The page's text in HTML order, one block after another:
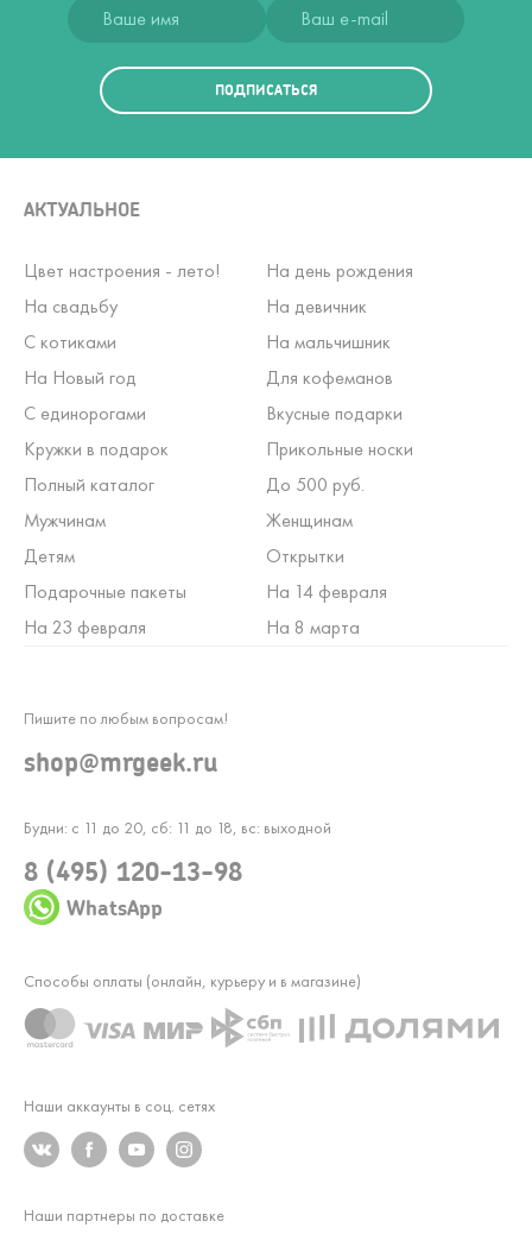
ПОДПИСАТЬСЯ
АКТУАЛЬНОЕ
Цвет настроения - лето!
На день рождения
На свадьбу
На девичник
С котиками
На мальчишник
На Новый год
Для кофеманов
С единорогами
Вкусные подарки
Кружки в подарок
Прикольные носки
Полный каталог
До 500 руб.
Мужчинам
Женщинам
Детям
Открытки
Подарочные пакеты
На 14 февраля
На 23 февраля
На 8 марта
Будни: с 11 до 20, сб: 11 до 18, вс: выходной
8 (495) 120-13-98
WhatsApp
Пишите по любым вопросам!
shop@mrgeek.ru
Наши аккаунты в соц. сетях
Способы оплаты (онлайн, курьеру и в магазине)
Наши партнеры по доставке